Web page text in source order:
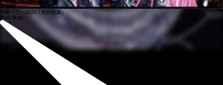
全国ツアー2022「地元凱旋」
View More